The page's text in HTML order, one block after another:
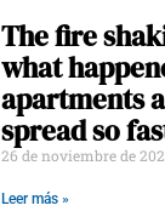
The fire
what
apartments
spread so
26 de noviembre de
Leer más »